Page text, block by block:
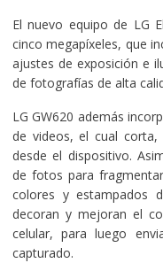
El nuevo equipo de LG
cinco megapíxeles, que
ajustes de exposición e
de fotografías de alta
LG GW620 además
de videos, el cual
desde el dispositivo.
de fotos para
colores y estampados
decoran y mejoran el
celular, para luego
capturado.